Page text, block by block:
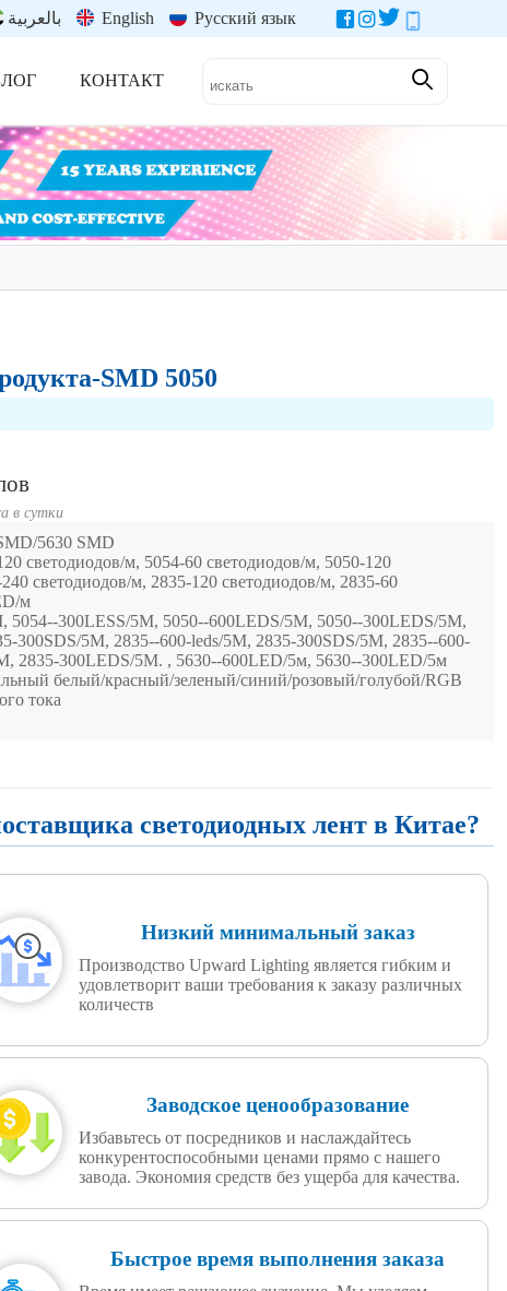
بالعربية English Русский язык
КОНТАКТ
SMD 5050
в сутки
5630 SMD
светодиодов/м, 5054-60 светодиодов/м, 5050-120
светодиодов/м, 2835-120 светодиодов/м, 2835-60
м
5054--300LESS/5M, 5050--600LEDS/5M, 5050--300LEDS/5M,
300SDS/5M, 2835--600-leds/5M, 2835-300SDS/5M, 2835--600-
2835-300LEDS/5M. , 5630--600LED/5м, 5630--300LED/5м
белый/красный/зеленый/синий/розовый/голубой/RGB
тока
светодиодных лент в Китае?
Низкий минимальный заказ
Производство Upward Lighting является гибким и
удовлетворит ваши требования к заказу различных
количеств
Заводское ценообразование
Избавьтесь от посредников и наслаждайтесь
конкурентоспособными ценами прямо с нашего
завода. Экономия средств без ущерба для качества.
Быстрое время выполнения заказа